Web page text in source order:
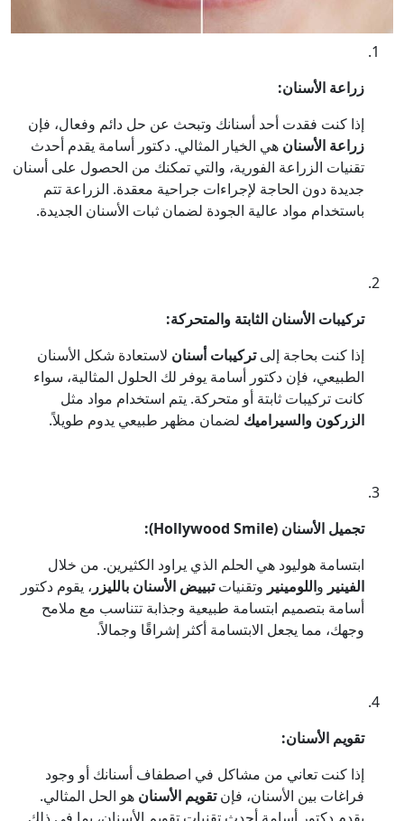
زراعة الأسنان:
إذا كنت فقدت أحد أسنانك وتبحث عن حل دائم وفعال، فإن
زراعة الأسنان هي الخيار المثالي. دكتور أسامة يقدم أحدث
تقنيات الزراعة الفورية، والتي تمكنك من الحصول على أسنان
جديدة دون الحاجة لإجراءات جراحية معقدة. الزراعة تتم
باستخدام مواد عالية الجودة لضمان ثبات الأسنان الجديدة.
تركيبات الأسنان الثابتة والمتحركة:
إذا كنت بحاجة إلىتركيبات أسنان لاستعادة شكل الأسنان
الطبيعي، فإن دكتور أسامة يوفر لك الحلول المثالية، سواء
كانت تركيبات ثابتة أو متحركة. يتم استخدام مواد مثل
الزركون والسيراميك لضمان مظهر طبيعي يدوم طويلاً.
تجميل الأسنان (Hollywood Smile):
ابتسامة هوليود هي الحلم الذي يراود الكثيرين. من خلال
الفينير واللومينير وتقنياتتبييض الأسنان بالليزر ، يقوم دكتور
أسامة بتصميم ابتسامة طبيعية وجذابة تتناسب مع ملامح
وجهك، مما يجعل الابتسامة أكثر إشراقًا وجمالاً.
تقويم الأسنان:
إذا كنت تعاني من مشاكل في اصطفاف أسنانك أو وجود
فراغات بين الأسنان، فإنتقويم الأسنان هو الحل المثالي.